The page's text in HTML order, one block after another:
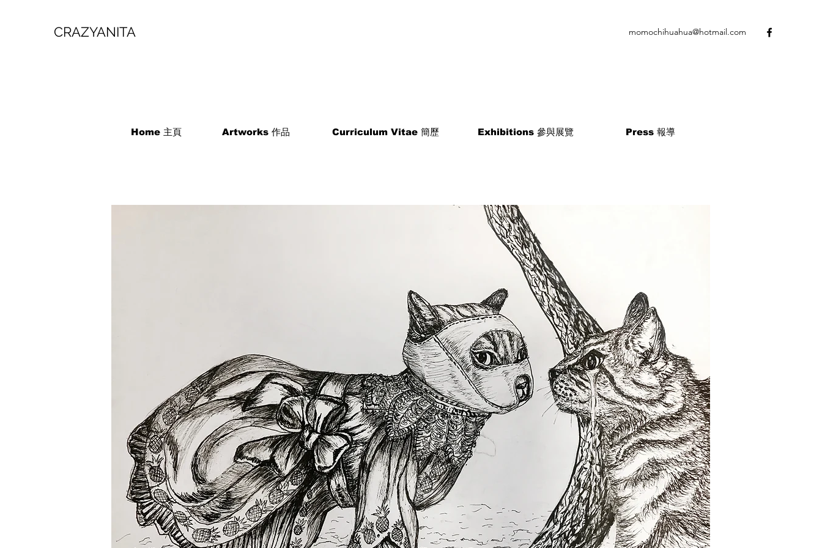
CRAZYANITA momochihuahua@hotmail.com
Home 主頁 Artworks 作品 Curriculum Vitae 簡歷 Exhibitions 參與展覽 Press 報導